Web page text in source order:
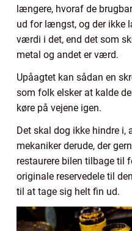
længere, hvoraf de
ud for længst, og der ikke
værdi i det, end det som
metal og andet er værd.
Upåagtet kan sådan en
som folk elsker at kalde
køre på vejene igen.
Det skal dog ikke hindre i,
mekaniker derude, der
restaurere bilen tilbage til
originale reservedele til
til at tage sig helt fin ud.